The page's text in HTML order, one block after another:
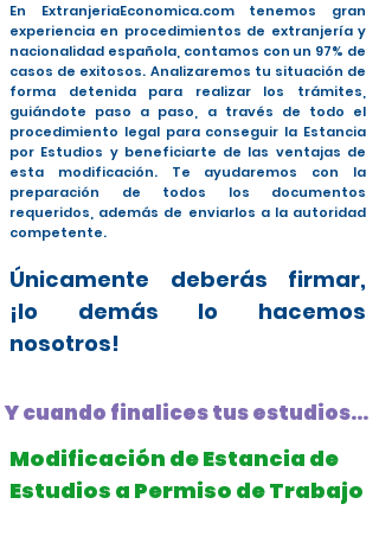
En ExtranjeriaEconomica.com tenemos gran
experiencia en procedimientos de extranjería y
nacionalidad española, contamos con un 97% de
casos de exitosos. Analizaremos tu situación de
forma detenida para realizar los trámites,
guiándote paso a paso, a través de todo el
procedimiento legal para conseguir la Estancia
por Estudios y beneficiarte de las ventajas de
esta modificación. Te ayudaremos con la
preparación de todos los documentos
requeridos, además de enviarlos a la autoridad
competente.
Únicamente deberás firmar,
¡lo demás lo hacemos
nosotros!
Y cuando finalices tus estudios...
Modificación de Estancia de
Estudios a Permiso de Trabajo